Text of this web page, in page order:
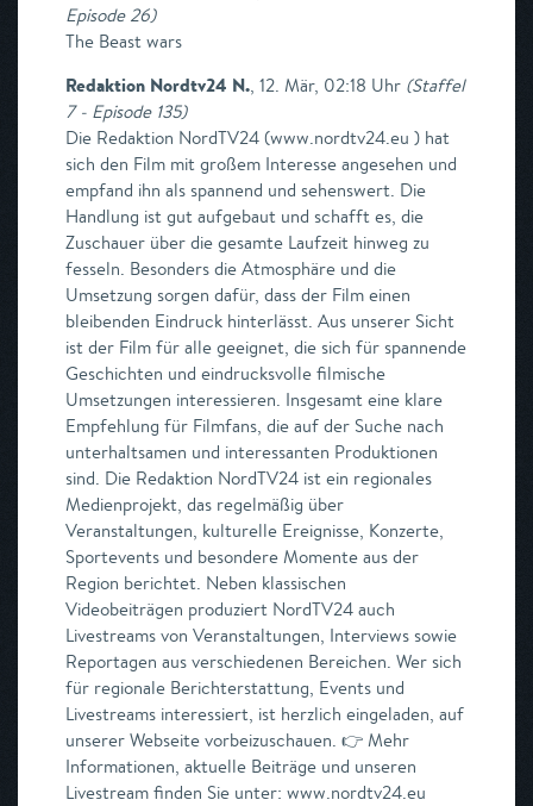
Episode 26)
The Beast wars
Redaktion Nordtv24 N., 12. Mär, 02:18 Uhr (Staffel
7 - Episode 135)
Die Redaktion NordTV24 (www.nordtv24.eu ) hat
sich den Film mit großem Interesse angesehen und
empfand ihn als spannend und sehenswert. Die
Handlung ist gut aufgebaut und schafft es, die
Zuschauer über die gesamte Laufzeit hinweg zu
fesseln. Besonders die Atmosphäre und die
Umsetzung sorgen dafür, dass der Film einen
bleibenden Eindruck hinterlässt. Aus unserer Sicht
ist der Film für alle geeignet, die sich für spannende
Geschichten und eindrucksvolle filmische
Umsetzungen interessieren. Insgesamt eine klare
Empfehlung für Filmfans, die auf der Suche nach
unterhaltsamen und interessanten Produktionen
sind. Die Redaktion NordTV24 ist ein regionales
Medienprojekt, das regelmäßig über
Veranstaltungen, kulturelle Ereignisse, Konzerte,
Sportevents und besondere Momente aus der
Region berichtet. Neben klassischen
Videobeiträgen produziert NordTV24 auch
Livestreams von Veranstaltungen, Interviews sowie
Reportagen aus verschiedenen Bereichen. Wer sich
für regionale Berichterstattung, Events und
Livestreams interessiert, ist herzlich eingeladen, auf
unserer Webseite vorbeizuschauen. 👉 Mehr
Informationen, aktuelle Beiträge und unseren
Livestream finden Sie unter: www.nordtv24.eu